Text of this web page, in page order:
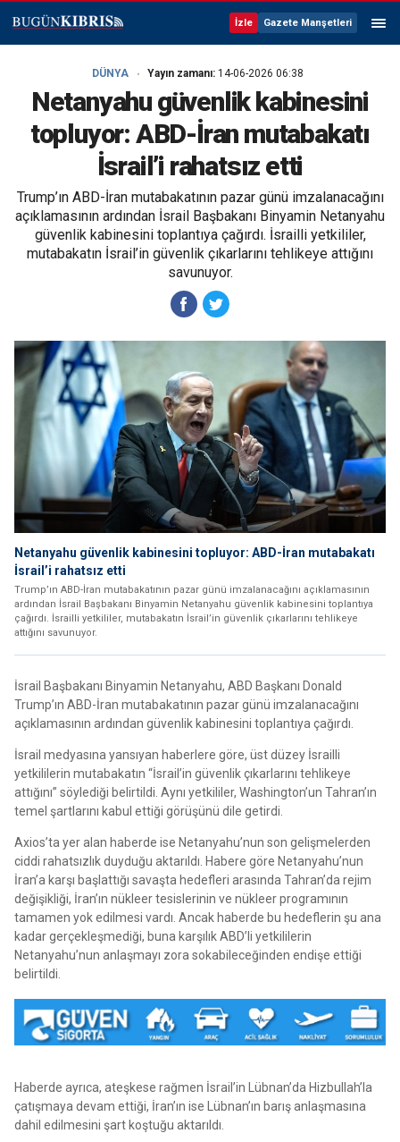
İzle Gazete Manşetleri
DÜNYA Yayın zamanı: 14-06-2026 06:38
Netanyahu güvenlik kabinesini
topluyor: ABD-İran mutabakatı
İsrail’i rahatsız etti
Trump’ın ABD-İran mutabakatının pazar günü imzalanacağını
açıklamasının ardından İsrail Başbakanı Binyamin Netanyahu
güvenlik kabinesini toplantıya çağırdı. İsrailli yetkililer,
mutabakatın İsrail’in güvenlik çıkarlarını tehlikeye attığını
savunuyor.
Netanyahu güvenlik kabinesini topluyor: ABD-İran mutabakatı
İsrail’i rahatsız etti
Trump’ın ABD-İran mutabakatının pazar günü imzalanacağını açıklamasının
ardından İsrail Başbakanı Binyamin Netanyahu güvenlik kabinesini toplantıya
çağırdı. İsrailli yetkililer, mutabakatın İsrail’in güvenlik çıkarlarını tehlikeye
attığını savunuyor.
İsrail Başbakanı Binyamin Netanyahu, ABD Başkanı Donald
Trump’ın ABD-İran mutabakatının pazar günü imzalanacağını
açıklamasının ardından güvenlik kabinesini toplantıya çağırdı.
İsrail medyasına yansıyan haberlere göre, üst düzey İsrailli
yetkililerin mutabakatın “İsrail’in güvenlik çıkarlarını tehlikeye
attığını” söylediği belirtildi. Aynı yetkililer, Washington’un Tahran’ın
temel şartlarını kabul ettiği görüşünü dile getirdi.
Axios’ta yer alan haberde ise Netanyahu’nun son gelişmelerden
ciddi rahatsızlık duyduğu aktarıldı. Habere göre Netanyahu’nun
İran’a karşı başlattığı savaşta hedefleri arasında Tahran’da rejim
değişikliği, İran’ın nükleer tesislerinin ve nükleer programının
tamamen yok edilmesi vardı. Ancak haberde bu hedeflerin şu ana
kadar gerçekleşmediği, buna karşılık ABD’li yetkililerin
Netanyahu’nun anlaşmayı zora sokabileceğinden endişe ettiği
belirtildi.
Haberde ayrıca, ateşkese rağmen İsrail’in Lübnan’da Hizbullah’la
çatışmaya devam ettiği, İran’ın ise Lübnan’ın barış anlaşmasına
dahil edilmesini şart koştuğu aktarıldı.